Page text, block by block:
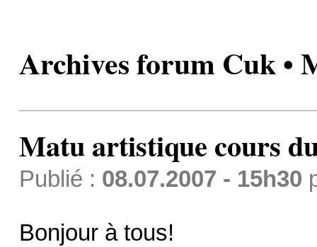
Archives forum Cuk •
Matu artistique cours
Publié : 08.07.2007 - 15h30
Bonjour à tous!